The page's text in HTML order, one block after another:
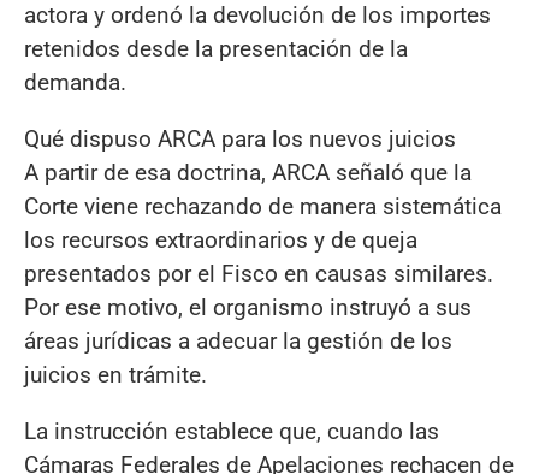
actora y ordenó la devolución de los importes
retenidos desde la presentación de la
demanda.
Qué dispuso ARCA para los nuevos juicios
A partir de esa doctrina, ARCA señaló que la
Corte viene rechazando de manera sistemática
los recursos extraordinarios y de queja
presentados por el Fisco en causas similares.
Por ese motivo, el organismo instruyó a sus
áreas jurídicas a adecuar la gestión de los
juicios en trámite.
La instrucción establece que, cuando las
Cámaras Federales de Apelaciones rechacen de